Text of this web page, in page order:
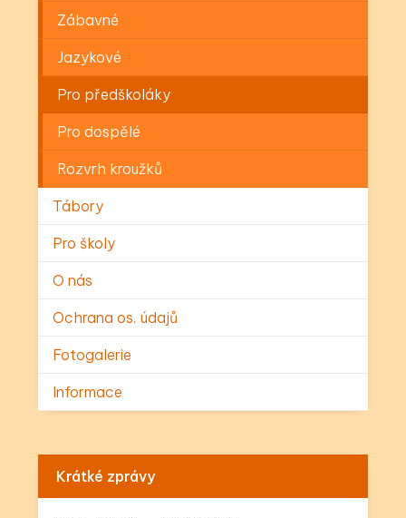
Zábavné
Jazykové
Pro předškoláky
Pro dospělé
Rozvrh kroužků
Tábory
Pro školy
O nás
Ochrana os. údajů
Fotogalerie
Informace
Krátké zprávy